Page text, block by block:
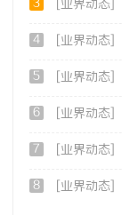
3 [业界动态]
4 [业界动态]
5 [业界动态]
6 [业界动态]
7 [业界动态]
8 [业界动态]